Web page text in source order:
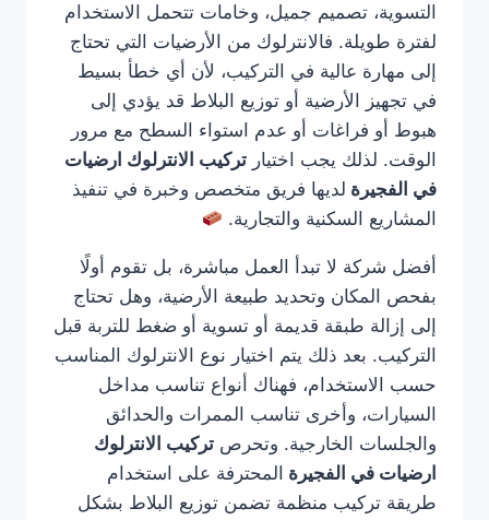
التسوية، تصميم جميل، وخامات تتحمل الاستخدام
لفترة طويلة. فالانترلوك من الأرضيات التي تحتاج
إلى مهارة عالية في التركيب، لأن أي خطأ بسيط
في تجهيز الأرضية أو توزيع البلاط قد يؤدي إلى
هبوط أو فراغات أو عدم استواء السطح مع مرور
الوقت. لذلك يجب اختيار تركيب الانترلوك ارضيات
في الفجيرة لديها فريق متخصص وخبرة في تنفيذ
المشاريع السكنية والتجارية.
أفضل شركة لا تبدأ العمل مباشرة، بل تقوم أولًا
بفحص المكان وتحديد طبيعة الأرضية، وهل تحتاج
إلى إزالة طبقة قديمة أو تسوية أو ضغط للتربة قبل
التركيب. بعد ذلك يتم اختيار نوع الانترلوك المناسب
حسب الاستخدام، فهناك أنواع تناسب مداخل
السيارات، وأخرى تناسب الممرات والحدائق
والجلسات الخارجية. وتحرص تركيب الانترلوك
ارضيات في الفجيرة المحترفة على استخدام
طريقة تركيب منظمة تضمن توزيع البلاط بشكل